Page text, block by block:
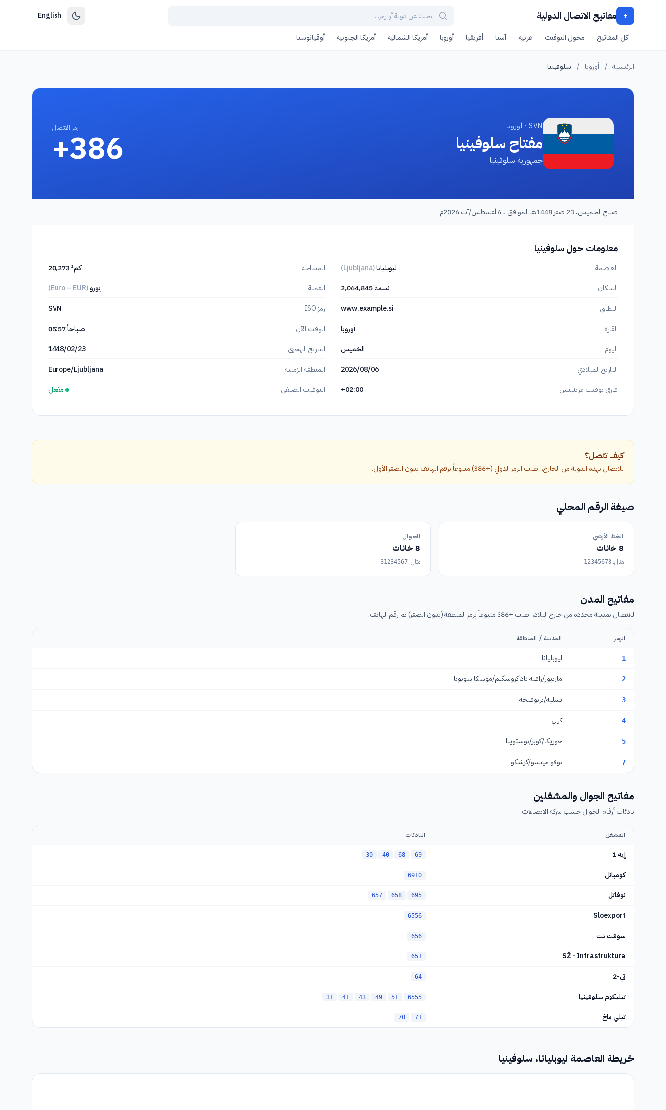
+ مفاتيح الاتصال الدولية English
كل المفاتيح محول التوقيت عربية آسيا أفريقيا أوروبا أمريكا الشمالية أمريكا الجنوبية أوقيانوسيا
الرئيسية / أوروبا / سلوفينيا
SVN · أوروبا
مفتاح سلوفينيا
جمهورية سلوفينيا
رمز الاتصال
+386
صباح الخميس، 23 صفر 1448هـ الموافق لـ 6 أغسطس/آب 2026م
معلومات حول سلوفينيا
العاصمة ليوبليانا(Ljubljana) المساحة
20٬273 كم²
السكان
2٬064٬845 نسمة العملة يورو(Euro – EUR)
النطاق
www.example.si رمز ISO
SVN
القارة
أوروبا الوقت الآن 05:57صباحاً
اليوم
الخميس التاريخ الهجري
1448/02/23
التاريخ الميلادي
2026/08/06 المنطقة الزمنية
Europe/Ljubljana
فارق توقيت غرينيتش
+02:00 التوقيت الصيفي مفعل
كيف تتصل؟
للاتصال بهذه الدولة من الخارج، اطلب الرمز الدولي (+386) متبوعاً برقم الهاتف بدون الصفر الأول.
صيغة الرقم المحلي
الخط الأرضي
8 خانات
مثال: 12345678
الجوال
8 خانات
مثال: 31234567
مفاتيح المدن
للاتصال بمدينة محددة من خارج البلاد، اطلب +386 متبوعاً برمز المنطقة (بدون الصفر) ثم رقم الهاتف.
الرمز المدينة / المنطقة
1 ليوبليانا
2 ماريبور/رافنه ناد كروشكيم/موسكا سوبوتا
3 تسليه/تربوفلجه
4 كراني
5 جوريكا/كوبر/بوستوينا
7 نوفو ميتسو/كرشكو
مفاتيح الجوال والمشغلين
بادئات أرقام الجوال حسب شركة الاتصالات.
المشغل البادئات
إيه 1 30 40 68 69
كومباتل 6910
نوفاتل 657 658 695
Sloexport
6556
سوفت نت 656
SŽ - Infrastruktura
651
تي-2 64
تيليكوم سلوفينيا 31 41 43 49 51 6555
تيلي ماخ 70 71
خريطة العاصمة ليوبليانا، سلوفينيا